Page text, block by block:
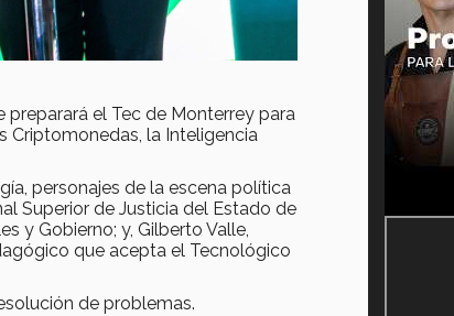
el Tec de Monterrey para
Criptomonedas, la Inteligencia
personajes de la escena política
Superior de Justicia del Estado de
y Gobierno; y, Gilberto Valle,
que acepta el Tecnológico
de problemas.